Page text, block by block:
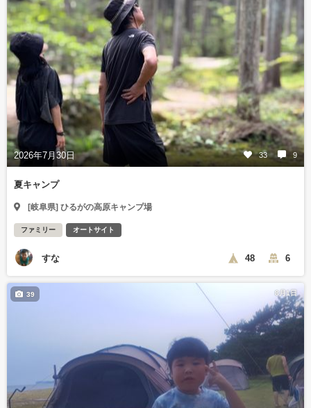
2026年7月30日 33 9
夏キャンプ
[岐阜県] ひるがの高原キャンプ場
ファミリー オートサイト
すな 48 6
8月1日
39